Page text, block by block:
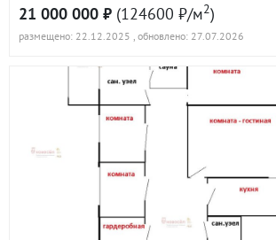
21 000 000 ₽ (124600 ₽/м2)
размещено: 22.12.2025 , обновлено: 27.07.2026